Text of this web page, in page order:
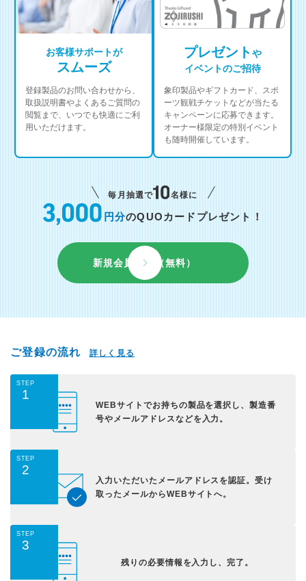
お客様サポートが
スムーズ
登録製品のお問い合わせから、
取扱説明書やよくあるご質問の
閲覧まで、いつでも快適にご利
用いただけます。
プレゼントや
イベントのご招待
象印製品やギフトカード、スポ
ーツ観戦チケットなどが当たる
キャンペーンに応募できます。
オーナー様限定の特別イベント
も随時開催しています。
毎月抽選で 名様に
円分のQUOカードプレゼント！
新規会員登録（無料）
ご登録の流れ 詳しく見る
STEP
1
WEBサイトでお持ちの製品を選択し、製造番
号やメールアドレスなどを入力。
STEP
2
入力いただいた メールアドレスを認証。受け
取ったメールからWEBサイトへ。
STEP
3
残りの必要情報を入力し、完了。